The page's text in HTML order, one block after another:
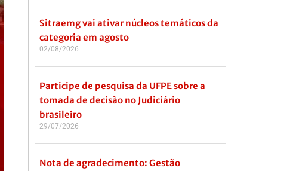
Sitraemg vai ativar núcleos temáticos da
categoria em agosto
02/08/2026
Participe de pesquisa da UFPE sobre a
tomada de decisão no Judiciário
brasileiro
29/07/2026
Nota de agradecimento: Gestão